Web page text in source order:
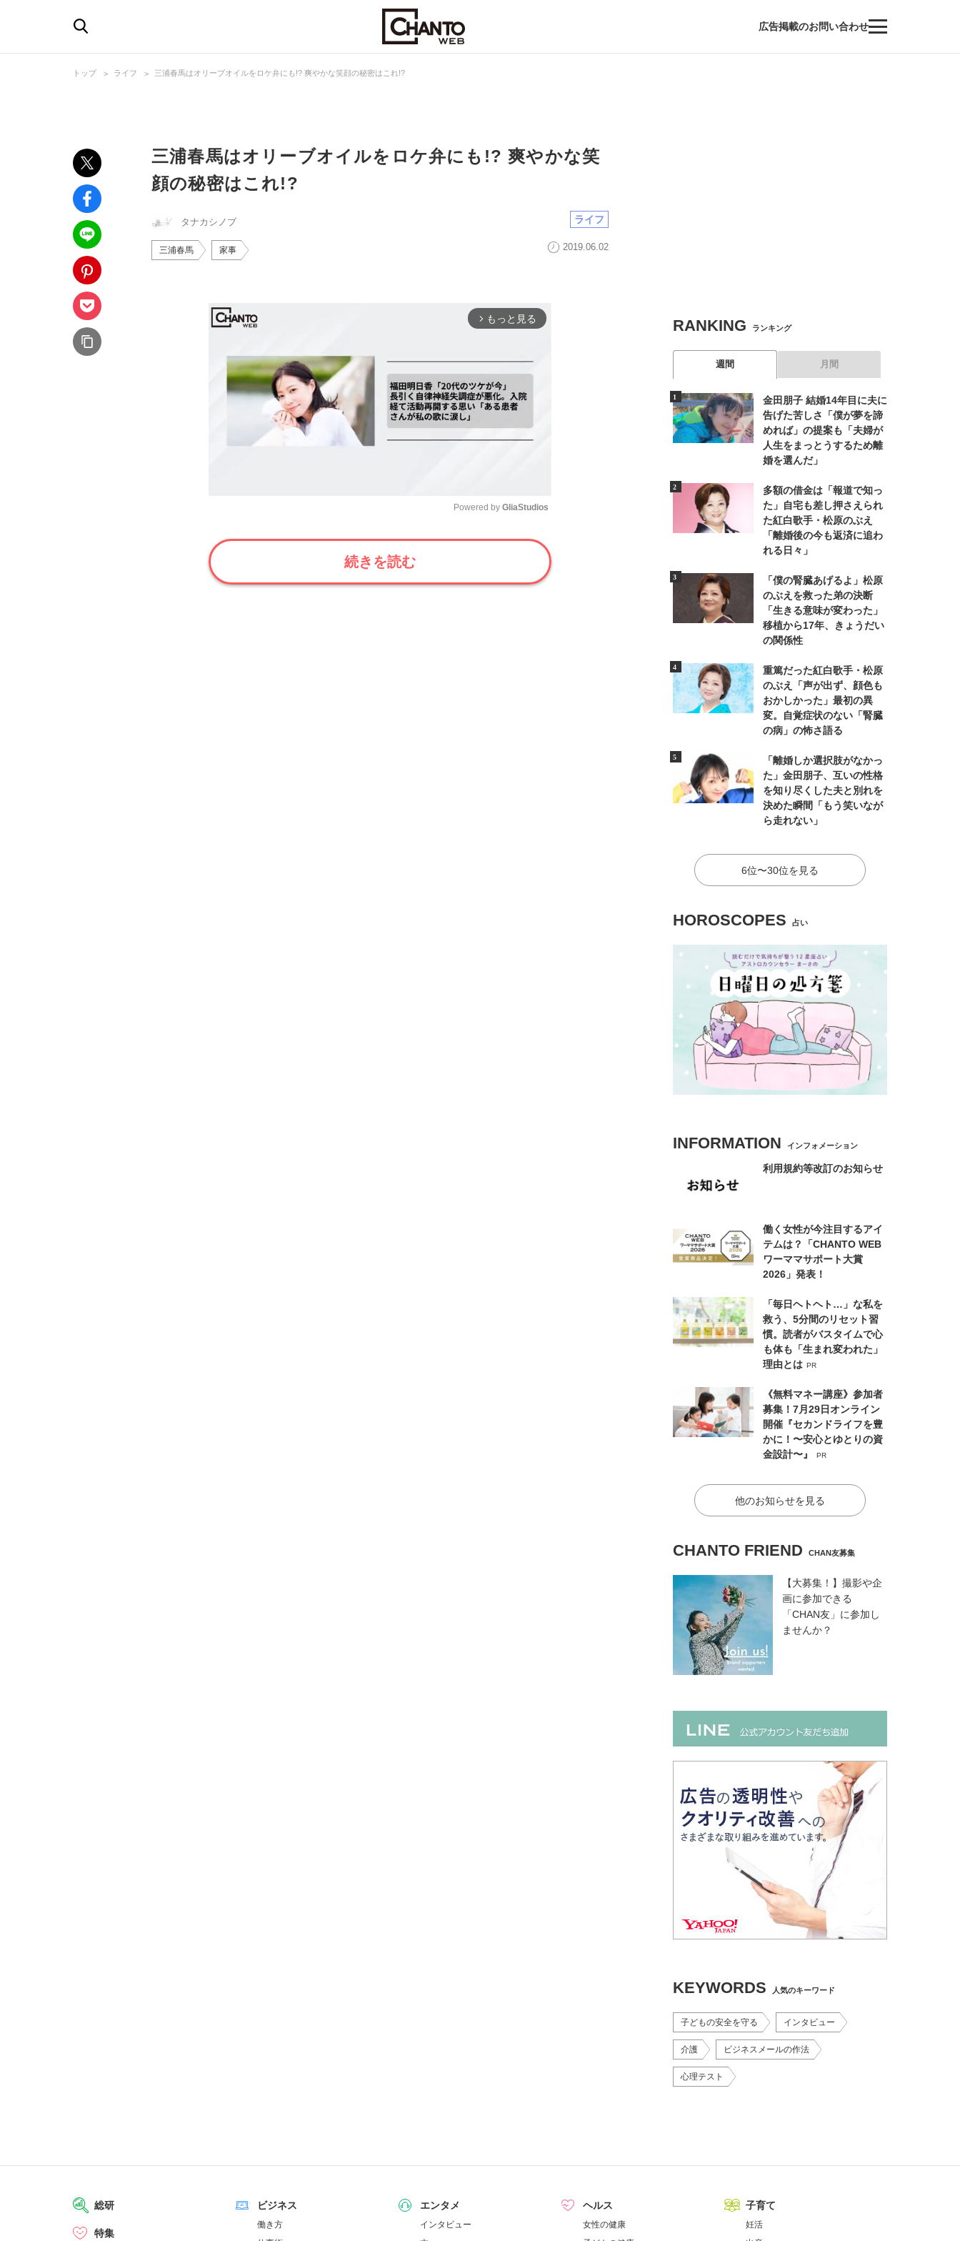
広告掲載のお問い合わせ
トップ ライフ 三浦春馬はオリーブオイルをロケ弁にも!? 爽やかな笑顔の秘密はこれ!?
三浦春馬はオリーブオイルをロケ弁にも!? 爽やかな笑
顔の秘密はこれ!?
タナカシノブ ライフ
三浦春馬 家事 2019.06.02
arrow_forward_ios もっと見る
Powered by GliaStudios
続きを読む
RANKING ランキング
週間 月間
金田朋子 結婚14年目に夫に
告げた苦しさ「僕が夢を諦
めれば」の提案も「夫婦が
人生をまっとうするため離
婚を選んだ」
多額の借金は「報道で知っ
た」自宅も差し押さえられ
た紅白歌手・松原のぶえ
「離婚後の今も返済に追わ
れる日々」
「僕の腎臓あげるよ」松原
のぶえを救った弟の決断
「生きる意味が変わった」
移植から17年、きょうだい
の関係性
重篤だった紅白歌手・松原
のぶえ「声が出ず、顔色も
おかしかった」最初の異
変。自覚症状のない「腎臓
の病」の怖さ語る
「離婚しか選択肢がなかっ
た」金田朋子、互いの性格
を知り尽くした夫と別れを
決めた瞬間「もう笑いなが
ら走れない」
6位〜30位を見る
HOROSCOPES 占い
INFORMATION インフォメーション
利用規約等改訂のお知らせ
働く女性が今注目するアイ
テムは？「CHANTO WEB
ワーママサポート大賞
2026」発表！
「毎日ヘトヘト…」な私を
救う、5分間のリセット習
慣。読者がバスタイムで心
も体も「生まれ変われた」
理由とは PR
《無料マネー講座》参加者
募集！7月29日オンライン
開催『セカンドライフを豊
かに！〜安心とゆとりの資
金設計〜』
PR
他のお知らせを見る
CHANTO FRIEND CHAN友募集
【大募集！】撮影や企
画に参加できる
「CHAN友」に参加し
ませんか？
KEYWORDS 人気のキーワード
子どもの安全を守る インタビュー
介護 ビジネスメールの作法
心理テスト
総研
特集
ビジネス
働き方
エンタメ
インタビュー
ヘルス
女性の健康
子育て
妊活